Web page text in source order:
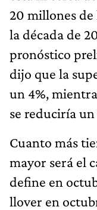
20 millones de
la década de
pronóstico
dijo que la
un 4%,
se reduciría un
Cuanto más
mayor será el
define en
llover en